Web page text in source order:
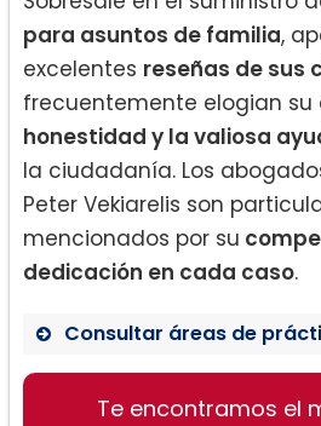
para asuntos de familia,
excelentes reseñas de sus
frecuentemente elogian su
honestidad y la valiosa
la ciudadanía. Los
Peter Vekiarelis son
mencionados por su
dedicación en cada caso.
Consultar áreas de
Derecho de familia
Te encontramos el